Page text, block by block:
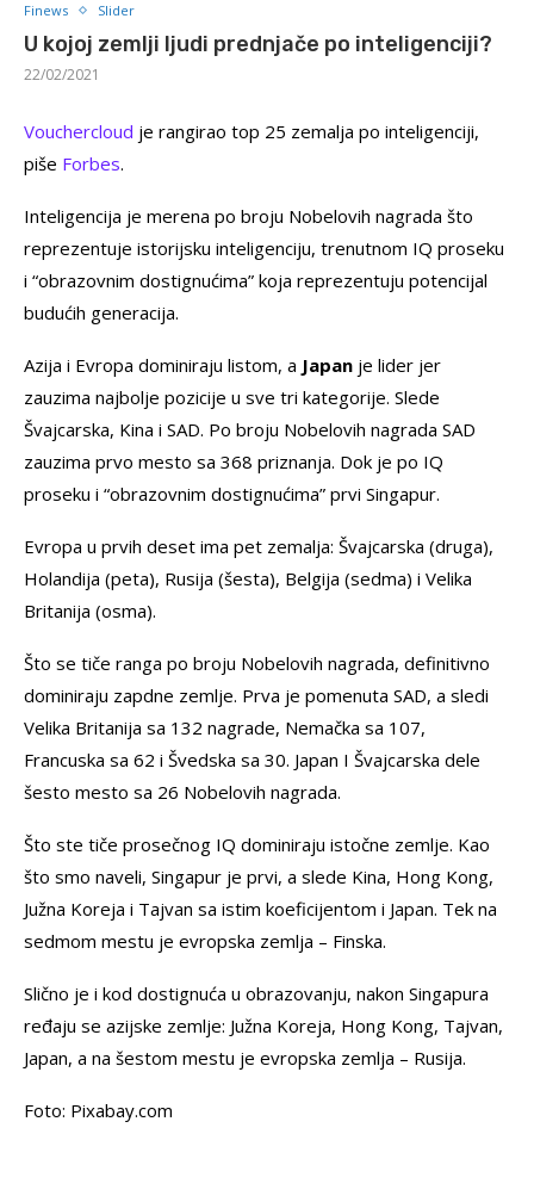
Finews Slider
U kojoj zemlji ljudi prednjače po inteligenciji?
22/02/2021
Vouchercloud je rangirao top 25 zemalja po inteligenciji,
piše Forbes.
Inteligencija je merena po broju Nobelovih nagrada što
reprezentuje istorijsku inteligenciju, trenutnom IQ proseku
i “obrazovnim dostignućima” koja reprezentuju potencijal
budućih generacija.
Azija i Evropa dominiraju listom, a Japan je lider jer
zauzima najbolje pozicije u sve tri kategorije. Slede
Švajcarska, Kina i SAD. Po broju Nobelovih nagrada SAD
zauzima prvo mesto sa 368 priznanja. Dok je po IQ
proseku i “obrazovnim dostignućima” prvi Singapur.
Evropa u prvih deset ima pet zemalja: Švajcarska (druga),
Holandija (peta), Rusija (šesta), Belgija (sedma) i Velika
Britanija (osma).
Što se tiče ranga po broju Nobelovih nagrada, definitivno
dominiraju zapdne zemlje. Prva je pomenuta SAD, a sledi
Velika Britanija sa 132 nagrade, Nemačka sa 107,
Francuska sa 62 i Švedska sa 30. Japan I Švajcarska dele
šesto mesto sa 26 Nobelovih nagrada.
Što ste tiče prosečnog IQ dominiraju istočne zemlje. Kao
što smo naveli, Singapur je prvi, a slede Kina, Hong Kong,
Južna Koreja i Tajvan sa istim koeficijentom i Japan. Tek na
sedmom mestu je evropska zemlja – Finska.
Slično je i kod dostignuća u obrazovanju, nakon Singapura
ređaju se azijske zemlje: Južna Koreja, Hong Kong, Tajvan,
Japan, a na šestom mestu je evropska zemlja – Rusija.
Foto: Pixabay.com